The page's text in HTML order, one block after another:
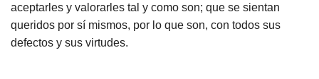
aceptarles y valorarles tal y como son; que se sientan
queridos por sí mismos, por lo que son, con todos sus
defectos y sus virtudes.